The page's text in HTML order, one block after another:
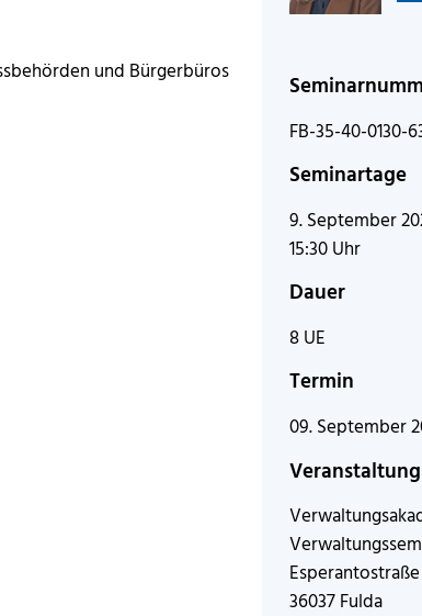
und Bürgerbüros
FB-35-40-0130-
Seminartage
9. September
15:30 Uhr
Dauer
8 UE
Termin
09. September
36037 Fulda